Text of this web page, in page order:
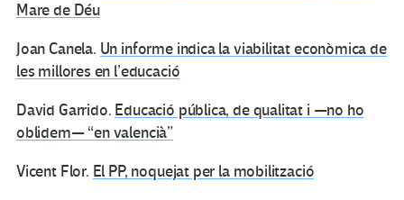
Mare de Déu
Joan Canela. Un informe indica la viabilitat econòmica de
les millores en l’educació
David Garrido. Educació pública, de qualitat i —no ho
oblidem— “en valencià”
Vicent Flor. El PP, noquejat per la mobilització